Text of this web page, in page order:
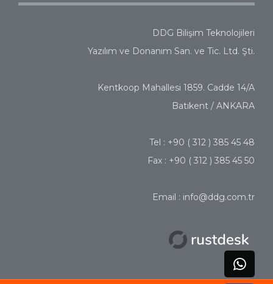
DDG Bilişim Teknolojileri
Yazılım ve Donanım San. ve Tic. Ltd. Şti.
Kentkoop Mahallesi 1859. Cadde 14/A
Batıkent / ANKARA
Tel : +90 ( 312 ) 385 45 48
Fax : +90 ( 312 ) 385 45 50
Email : info@ddg.com.tr